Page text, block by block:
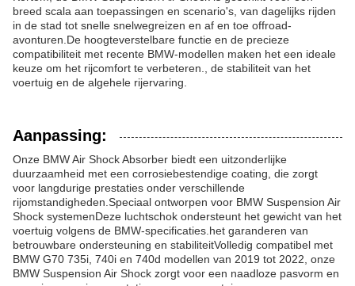
breed scala aan toepassingen en scenario's, van dagelijks rijden
in de stad tot snelle snelwegreizen en af en toe offroad-
avonturen.De hoogteverstelbare functie en de precieze
compatibiliteit met recente BMW-modellen maken het een ideale
keuze om het rijcomfort te verbeteren., de stabiliteit van het
voertuig en de algehele rijervaring.
Aanpassing:
Onze BMW Air Shock Absorber biedt een uitzonderlijke
duurzaamheid met een corrosiebestendige coating, die zorgt
voor langdurige prestaties onder verschillende
rijomstandigheden.Speciaal ontworpen voor BMW Suspension Air
Shock systemenDeze luchtschok ondersteunt het gewicht van het
voertuig volgens de BMW-specificaties.het garanderen van
betrouwbare ondersteuning en stabiliteitVolledig compatibel met
BMW G70 735i, 740i en 740d modellen van 2019 tot 2022, onze
BMW Suspension Air Shock zorgt voor een naadloze pasvorm en